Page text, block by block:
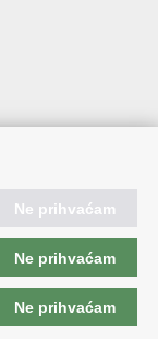
Ne prihvaćam
Ne prihvaćam
Ne prihvaćam